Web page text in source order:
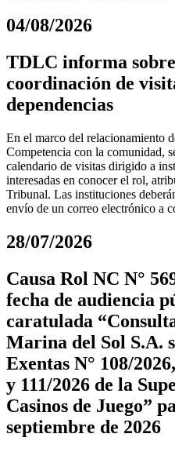
04/08/2026
TDLC informa
coordinación de
dependencias
En el marco del relacionamiento
Competencia con la comunidad,
calendario de visitas dirigido a
interesadas en conocer el rol,
Tribunal. Las instituciones
envío de un correo electrónico a
28/07/2026
Causa Rol NC N°
fecha de audiencia
caratulada
Marina del Sol S.A.
Exentas N° 108/
y 111/2026 de la
Casinos de Juego”
septiembre de 2026